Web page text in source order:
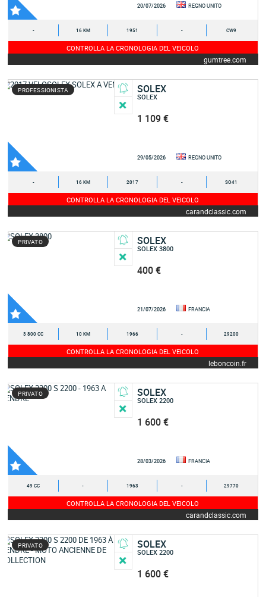
20/07/2026 REGNO UNITO
- 16 KM 1951 - CW9
CONTROLLA LA CRONOLOGIA DEL VEICOLO
gumtree.com
PROFESSIONISTA SOLEX
SOLEX
1 109 €
29/05/2026 REGNO UNITO
- 16 KM 2017 - SO41
CONTROLLA LA CRONOLOGIA DEL VEICOLO
carandclassic.com
PRIVATO SOLEX
SOLEX 3800
400 €
21/07/2026 FRANCIA
3 800 CC 10 KM 1966 - 29200
CONTROLLA LA CRONOLOGIA DEL VEICOLO
leboncoin.fr
PRIVATO SOLEX
SOLEX 2200
1 600 €
28/03/2026 FRANCIA
49 CC - 1963 - 29770
CONTROLLA LA CRONOLOGIA DEL VEICOLO
carandclassic.com
PRIVATO SOLEX
SOLEX 2200
1 600 €